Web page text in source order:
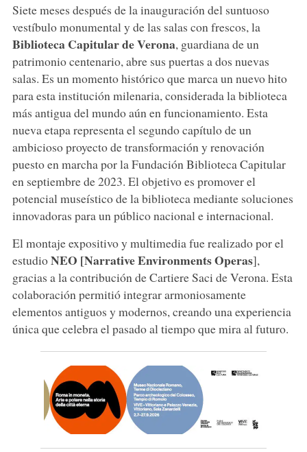
Siete meses después de la inauguración del suntuoso
vestíbulo monumental y de las salas con frescos, la
Biblioteca Capitular de Verona, guardiana de un
patrimonio centenario, abre sus puertas a dos nuevas
salas. Es un momento histórico que marca un nuevo hito
para esta institución milenaria, considerada la biblioteca
más antigua del mundo aún en funcionamiento. Esta
nueva etapa representa el segundo capítulo de un
ambicioso proyecto de transformación y renovación
puesto en marcha por la Fundación Biblioteca Capitular
en septiembre de 2023. El objetivo es promover el
potencial museístico de la biblioteca mediante soluciones
innovadoras para un público nacional e internacional.
El montaje expositivo y multimedia fue realizado por el
estudioNEO [Narrative Environments Operas],
gracias a la contribución de Cartiere Saci de Verona. Esta
colaboración permitió integrar armoniosamente
elementos antiguos y modernos, creando una experiencia
única que celebra el pasado al tiempo que mira al futuro.